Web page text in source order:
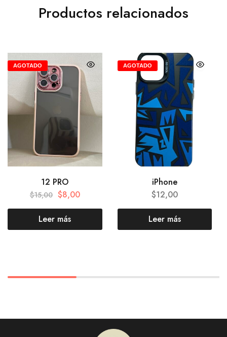
Productos relacionados
AGOTADO
12 PRO
$15,00 $8,00
Leer más
AGOTADO
iPhone
$12,00
Leer más